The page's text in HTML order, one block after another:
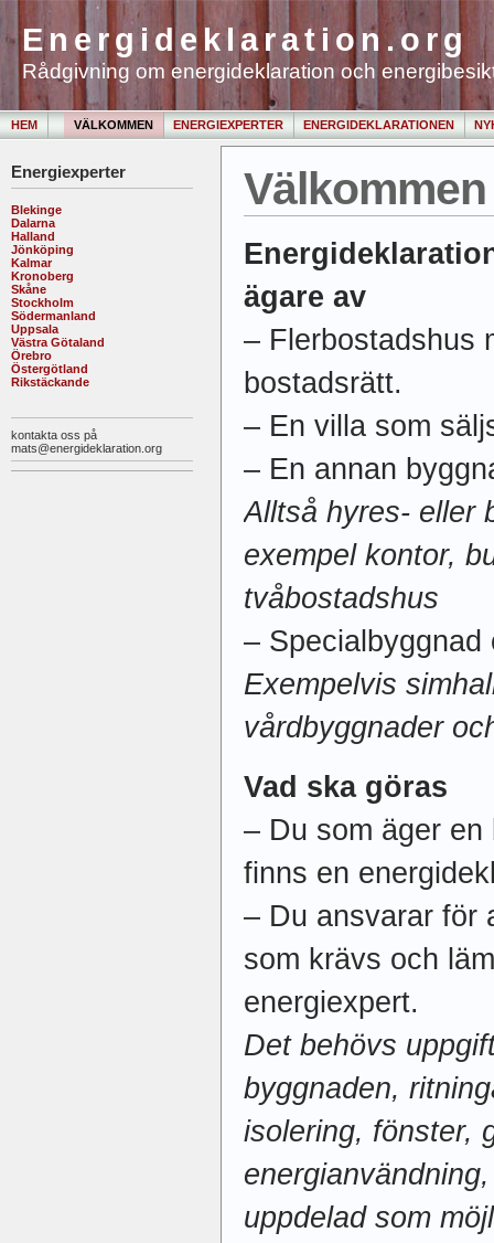
Energideklaration.org
Rådgivning om energideklaration och
HEM VÄLKOMMEN ENERGIEXPERTER ENERGIDEKLARATIONEN
Energiexperter
Blekinge
Dalarna
Halland
Jönköping
Kalmar
Kronoberg
Skåne
Stockholm
Södermanland
Uppsala
Västra Götaland
Örebro
Östergötland
Rikstäckande
kontakta oss på
mats@energideklaration.org
Välkommen
ägare av
– Flerbostadshus
bostadsrätt.
– En villa som
– En annan
Alltså hyres- eller
exempel kontor,
tvåbostadshus
– Specialbyggnad
Exempelvis
vårdbyggnader
Vad ska göras
– Du som äger
finns en
– Du ansvarar för
som krävs och
energiexpert.
Det behövs
byggnaden,
isolering, fönster,
uppdelad som